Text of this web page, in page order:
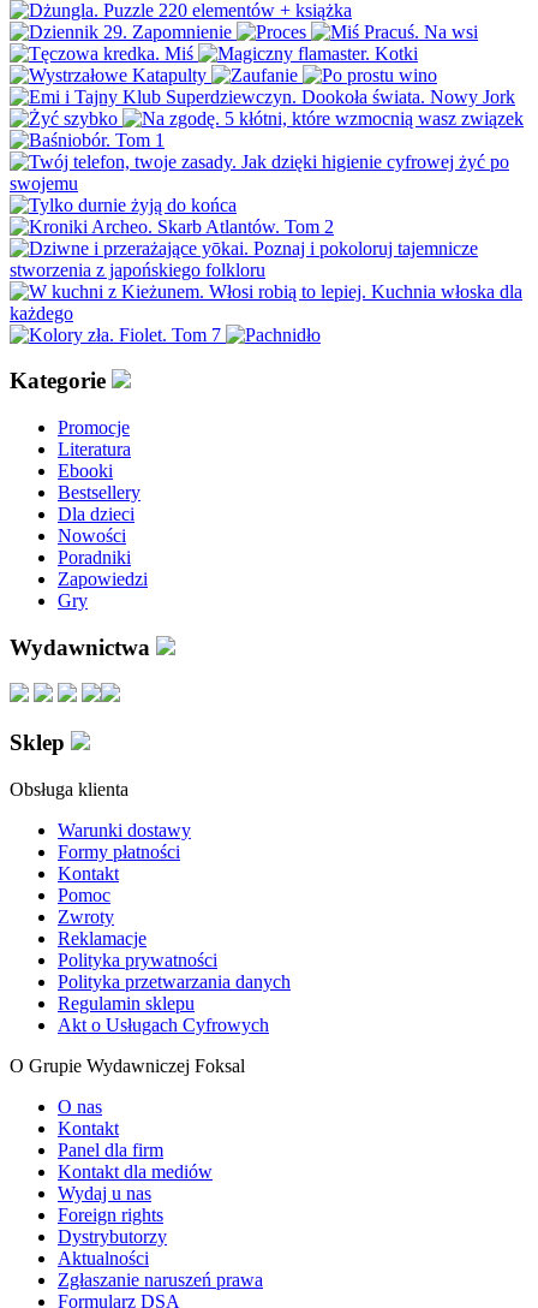
Kategorie
Promocje
Literatura
Ebooki
Bestsellery
Dla dzieci
Nowości
Poradniki
Zapowiedzi
Gry
Wydawnictwa
Sklep
Obsługa klienta
Warunki dostawy
Formy płatności
Kontakt
Pomoc
Zwroty
Reklamacje
Polityka prywatności
Polityka przetwarzania danych
Regulamin sklepu
Akt o Usługach Cyfrowych
O Grupie Wydawniczej Foksal
O nas
Kontakt
Panel dla firm
Kontakt dla mediów
Wydaj u nas
Foreign rights
Dystrybutorzy
Aktualności
Zgłaszanie naruszeń prawa
Formularz DSA